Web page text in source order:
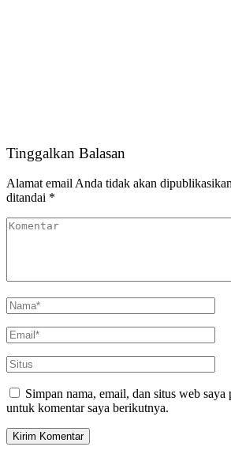
Tinggalkan Balasan
Alamat email Anda tidak akan
ditandai *
Simpan nama, email, dan situs web saya
untuk komentar saya berikutnya.